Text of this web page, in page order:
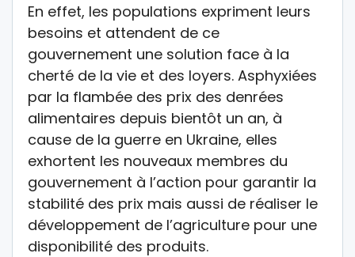
En effet, les populations expriment leurs
besoins et attendent de ce
gouvernement une solution face à la
cherté de la vie et des loyers. Asphyxiées
par la flambée des prix des denrées
alimentaires depuis bientôt un an, à
cause de la guerre en Ukraine, elles
exhortent les nouveaux membres du
gouvernement à l’action pour garantir la
stabilité des prix mais aussi de réaliser le
développement de l’agriculture pour une
disponibilité des produits.